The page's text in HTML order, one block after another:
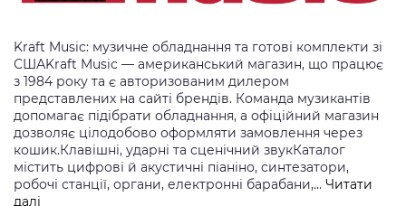
Kraft Music: музичне обладнання та готові комплекти зі
СШАKraft Music — американський магазин, що працює
з 1984 року та є авторизованим дилером
представлених на сайті брендів. Команда музикантів
допомагає підібрати обладнання, а офіційний магазин
дозволяє цілодобово оформляти замовлення через
кошик.Клавішні, ударні та сценічний звукКаталог
містить цифрові й акустичні піаніно, синтезатори,
робочі станції, органи, електронні барабани,… Читати
далі